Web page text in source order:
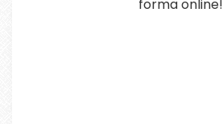
forma online!